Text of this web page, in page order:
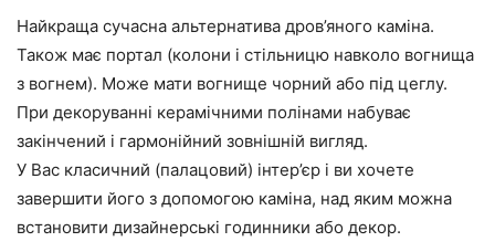
Найкраща сучасна альтернатива дров’яного каміна.
Також має портал (колони і стільницю навколо вогнища
з вогнем). Може мати вогнище чорний або під цеглу.
При декоруванні керамічними полінами набуває
закінчений і гармонійний зовнішній вигляд.
У Вас класичний (палацовий) інтер’єр і ви хочете
завершити його з допомогою каміна, над яким можна
встановити дизайнерські годинники або декор.